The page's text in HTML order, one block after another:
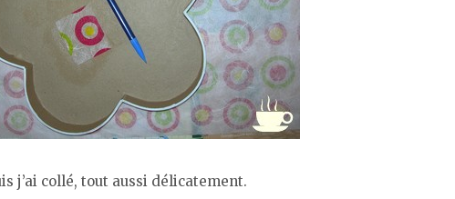
j’ai collé, tout aussi délicatement.